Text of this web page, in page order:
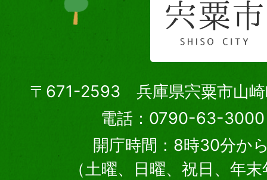
〒671-2593 兵庫県宍粟市山崎
電話：0790-63-3000
開庁時間：8時30分か
（土曜、日曜、祝日、年